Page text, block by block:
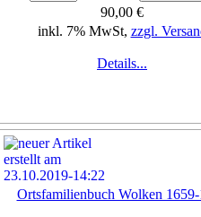
90,00 €
inkl. 7% MwSt, zzgl.
Details...
Ortsfamilienbuch Wolken